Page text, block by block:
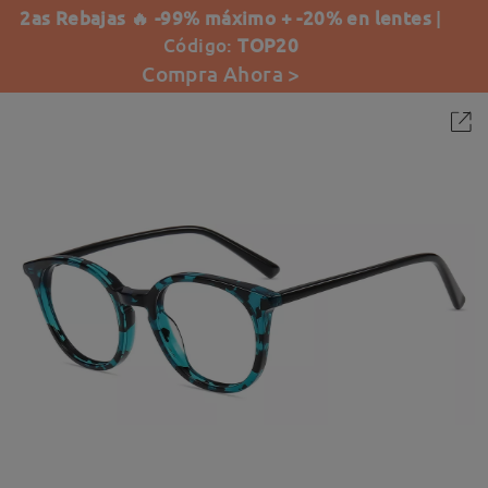
2as Rebajas 🔥 -99% máximo + -20% en lentes |
Código:TOP20
Compra Ahora >